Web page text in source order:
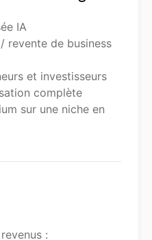
IA
revente de business
et investisseurs
complète
sur une niche en
: